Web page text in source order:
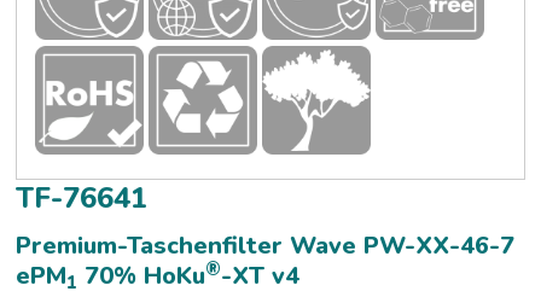
TF-76641
Premium-Taschenfilter Wave PW-XX-46-7
ePM1 70% HoKu®-XT v4